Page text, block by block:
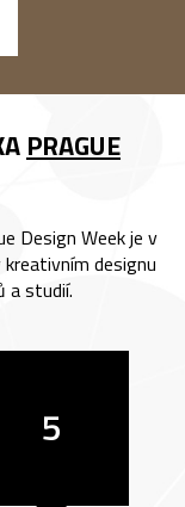
PRAGUE
Design Week je v
designu
a studií.
5